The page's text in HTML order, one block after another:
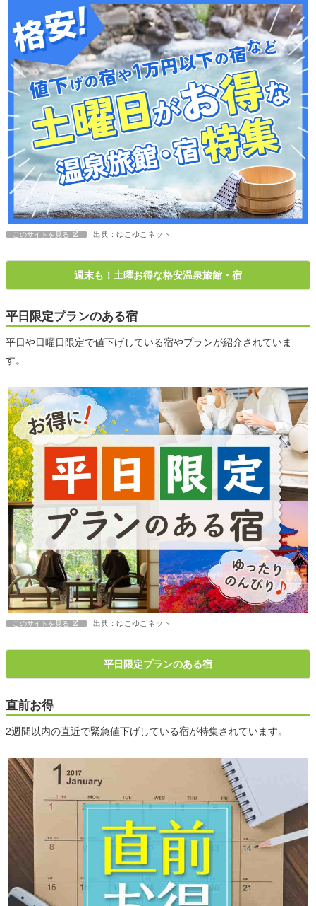
このサイトを見る 出典：ゆこゆこネット
週末も！土曜お得な格安温泉旅館・宿
平日限定プランのある宿
平日や日曜日限定で値下げしている宿やプランが紹介されていま
す。
このサイトを見る 出典：ゆこゆこネット
平日限定プランのある宿
直前お得
2週間以内の直近で緊急値下げしている宿が特集されています。